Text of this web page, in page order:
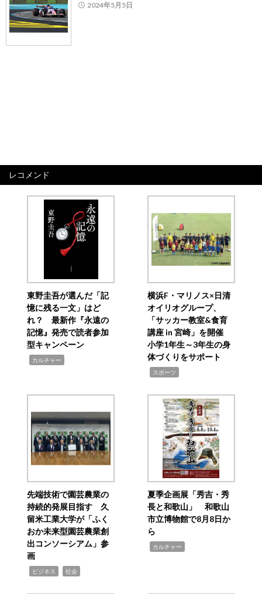
2024年5月5日
レコメンド
東野圭吾が選んだ「記
憶に残る一文」はど
れ？ 最新作『永遠の
記憶』発売で読者参加
型キャンペーン
カルチャー
横浜F・マリノス×日清
オイリオグループ、
「サッカー教室&食育
講座 in 宮崎」を開催
小学1年生～3年生の身
体づくりをサポート
スポーツ
先端技術で園芸農業の
持続的発展目指す 久
留米工業大学が「ふく
おか未来型園芸農業創
出コンソーシアム」参
画
ビジネス 社会
夏季企画展「秀吉・秀
長と和歌山」 和歌山
市立博物館で8月8日か
ら
カルチャー